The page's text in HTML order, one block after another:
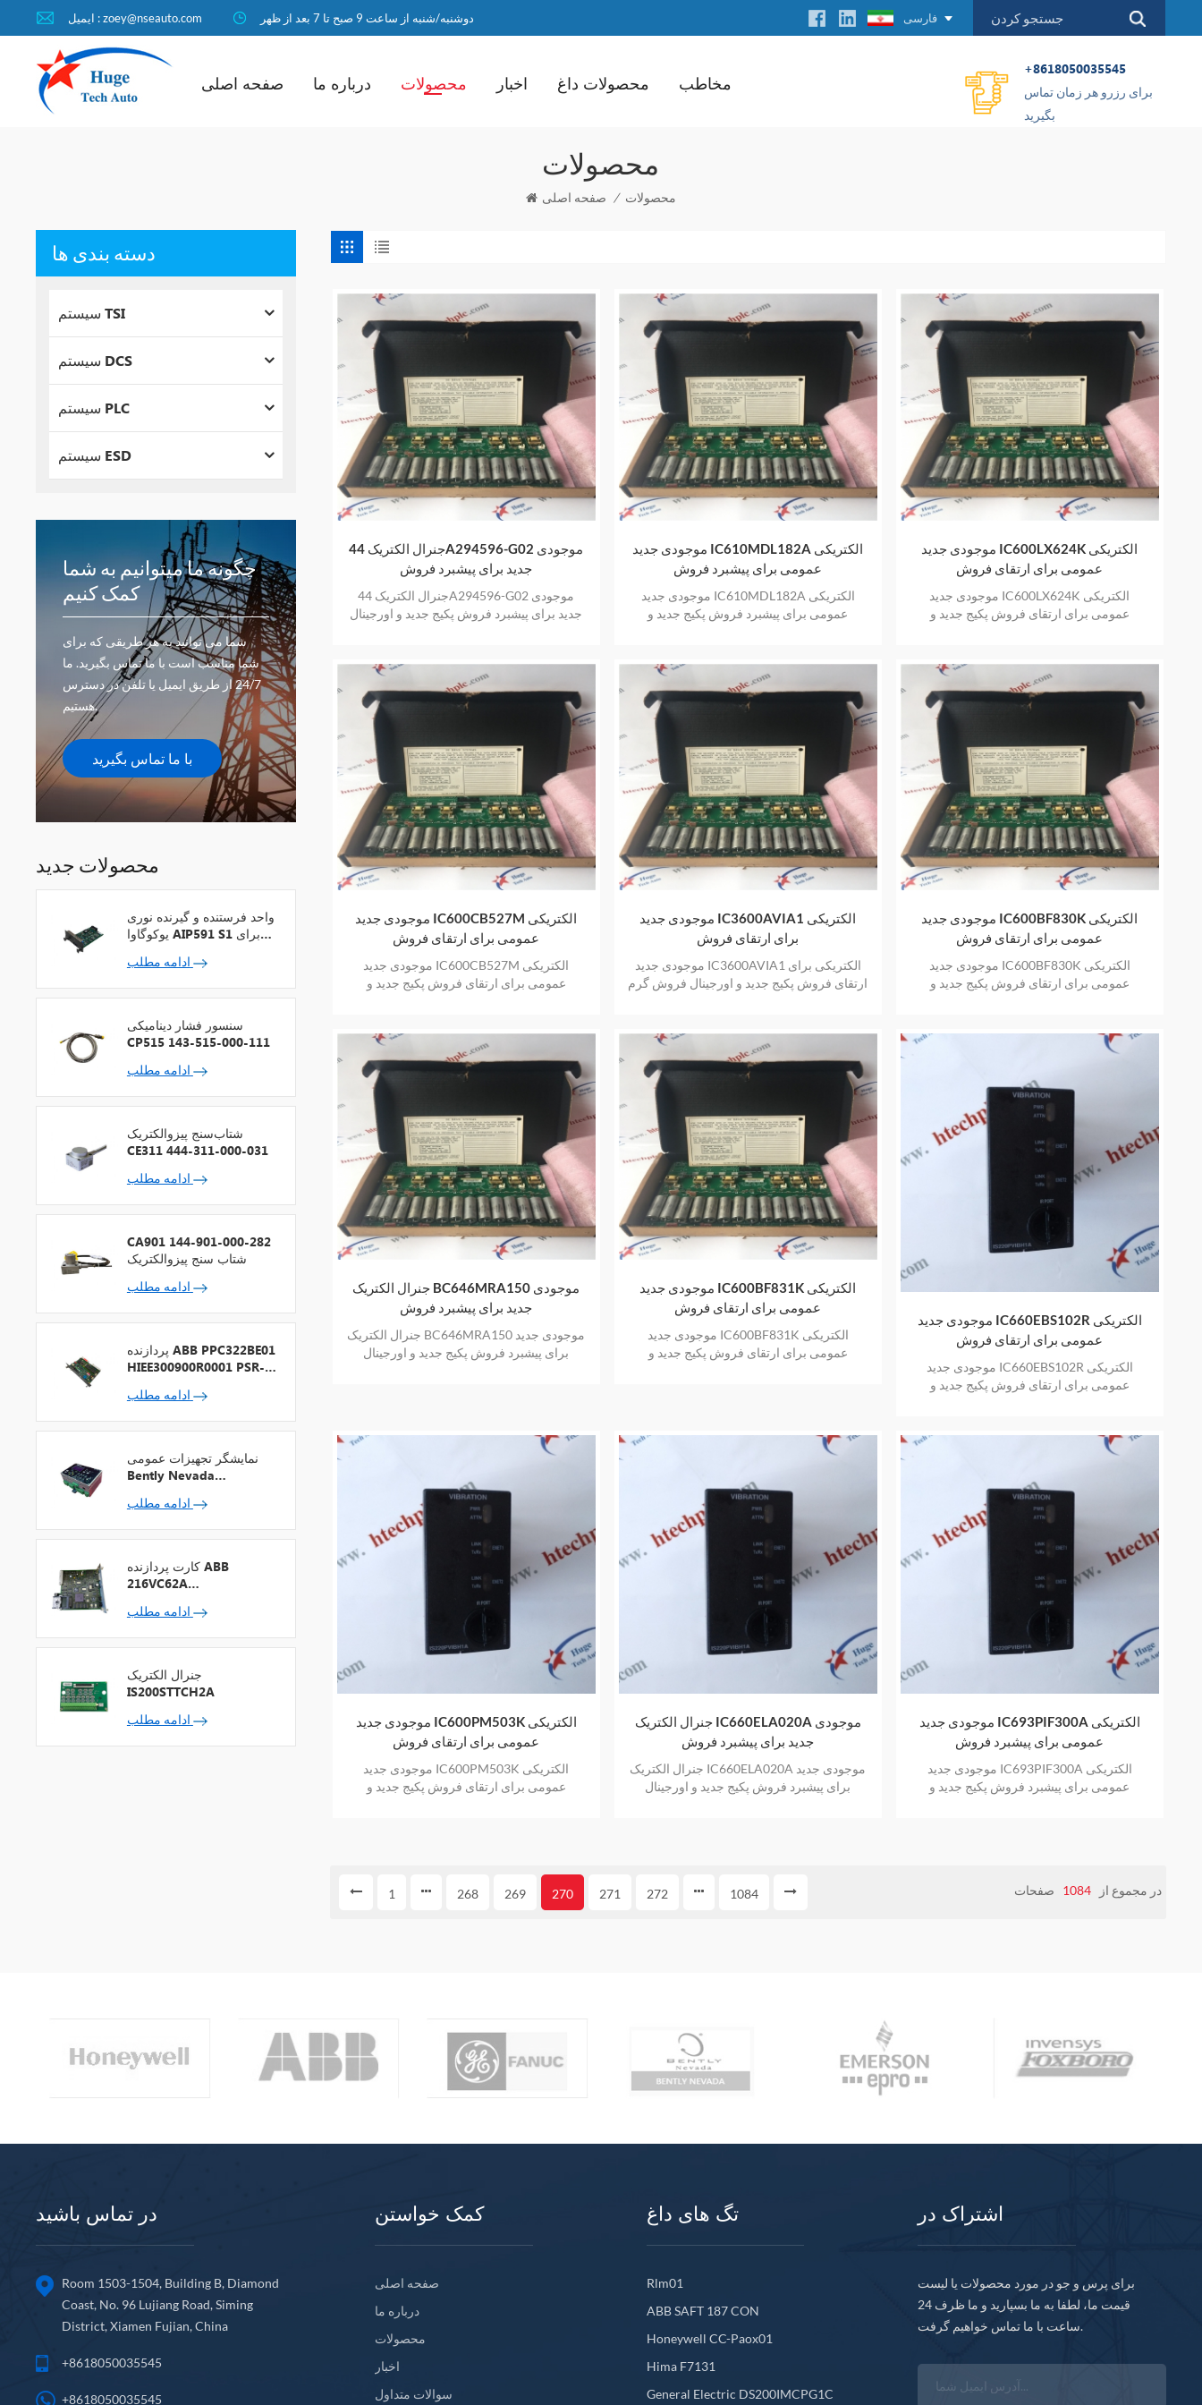
ایمیل : zoey@nseauto.com دوشنبه/شنبه از ساعت 9 صبح تا 7 بعد از ظهر فارسی
صفحه اصلی درباره ما محصولات اخبار محصولات داغ مخاطب
+8618050035545
برای رزرو هر زمان تماس
بگیرید
محصولات
صفحه اصلی / محصولات
جنرال الکتریک 44A294596-G02 موجودی
جدید برای پیشبرد فروش
جنرال الکتریک 44A294596-G02 موجودی
جدید برای پیشبرد فروش پکیج جدید و اورجینال
موجودی جدید IC610MDL182A الکتریکی
عمومی برای پیشبرد فروش
موجودی جدید IC610MDL182A الکتریکی
عمومی برای پیشبرد فروش پکیج جدید و
موجودی جدید IC600LX624K الکتریکی
عمومی برای ارتقای فروش
موجودی جدید IC600LX624K الکتریکی
عمومی برای ارتقای فروش پکیج جدید و
موجودی جدید IC600CB527M الکتریکی
عمومی برای ارتقای فروش
موجودی جدید IC600CB527M الکتریکی
عمومی برای ارتقای فروش پکیج جدید و
موجودی جدید IC3600AVIA1 الکتریکی
برای ارتقای فروش
موجودی جدید IC3600AVIA1 الکتریکی برای
ارتقای فروش پکیج جدید و اورجینال فروش گرم
موجودی جدید IC600BF830K الکتریکی
عمومی برای ارتقای فروش
موجودی جدید IC600BF830K الکتریکی
عمومی برای ارتقای فروش پکیج جدید و
جنرال الکتریک BC646MRA150 موجودی
جدید برای پیشبرد فروش
جنرال الکتریک BC646MRA150 موجودی جدید
برای پیشبرد فروش پکیج جدید و اورجینال
موجودی جدید IC600BF831K الکتریکی
عمومی برای ارتقای فروش
موجودی جدید IC600BF831K الکتریکی
عمومی برای ارتقای فروش پکیج جدید و
موجودی جدید IC660EBS102R الکتریکی
عمومی برای ارتقای فروش
موجودی جدید IC660EBS102R الکتریکی
عمومی برای ارتقای فروش پکیج جدید و
موجودی جدید IC600PM503K الکتریکی
عمومی برای ارتقای فروش
موجودی جدید IC600PM503K الکتریکی
عمومی برای ارتقای فروش پکیج جدید و
جنرال الکتریک IC660ELA020A موجودی
جدید برای پیشبرد فروش
جنرال الکتریک IC660ELA020A موجودی جدید
برای پیشبرد فروش پکیج جدید و اورجینال
موجودی جدید IC693PIF300A الکتریکی
عمومی برای پیشبرد فروش
موجودی جدید IC693PIF300A الکتریکی
عمومی برای پیشبرد فروش پکیج جدید و
1 268 269 270 271 272 1084 در مجموع از 1084 صفحات
دسته بندی ها
سیستم TSI
سیستم DCS
سیستم PLC
سیستم ESD
چگونه ما میتوانیم به شما
کمک کنیم
شما می توانید به هر طریقی که برای
شما مناسب است با ما تماس بگیرید. ما
24/7 از طریق ایمیل یا تلفن در دسترس
هستیم.
با ما تماس بگیرید
محصولات جدید
واحد فرستنده و گیرنده نوری
یوکوگاوا AIP591 S1 برای
سنسور فشار دینامیکی
CP515 143-515-000-111
شتاب‌سنج پیزوالکتریک
CE311 444-311-000-031
CA901 144-901-000-282
شتاب سنج پیزوالکتریک
پردازنده ABB PPC322BE01
HIEE300900R0001 PSR-2
نمایشگر تجهیزات عمومی
Bently Nevada
00
کارت پردازنده ABB
216VC62A
جنرال الکتریک
IS200STTCH2A
در تماس باشید
Room 1503-1504, Building B, Diamond
Coast, No. 96 Lujiang Road, Siming
District, Xiamen Fujian, China
+8618050035545
+8618050035545
کمک خواستن
صفحه اصلی
درباره ما
محصولات
اخبار
سوالات متداول
تگ های داغ
Rlm01
ABB SAFT 187 CON
Honeywell CC-Paox01
Hima F7131
General Electric DS200IMCPG1C
اشتراک در
برای پرس و جو در مورد محصولات یا لیست
قیمت ما، لطفا به ما بسپارید و ما ظرف 24
ساعت با ما تماس خواهیم گرفت.